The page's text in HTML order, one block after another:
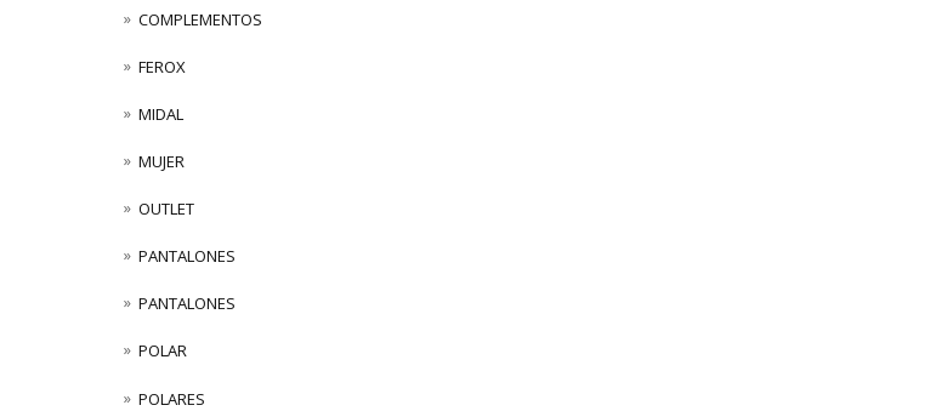
COMPLEMENTOS
FEROX
MIDAL
MUJER
OUTLET
PANTALONES
PANTALONES
POLAR
POLARES